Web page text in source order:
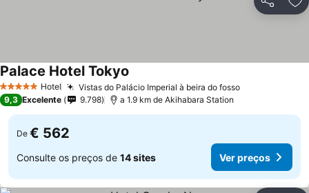
Partilhar
5 Estrelas Hotel Vistas do Palácio Imperial à beira do fosso
Palace Hotel Tokyo
9,3 Excelente 9.798 a 1.9 km de Akihabara Station
De € 562
Consulte os preços de 14 sites Ver preços